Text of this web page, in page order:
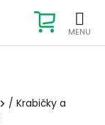
KOŠÍK
/ Krabičky a